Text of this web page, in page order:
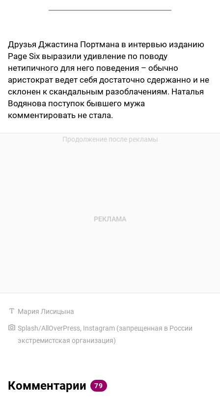
Друзья Джастина Портмана в интервью изданию
Page Six выразили удивление по поводу
нетипичного для него поведения – обычно
аристократ ведет себя достаточно сдержанно и не
склонен к скандальным разоблачениям. Наталья
Водянова поступок бывшего мужа
комментировать не стала.
Мария Лисицына
Splash/AllOverPress, Instagram (запрещенная в России
экстремистская организация)
Комментарии 79